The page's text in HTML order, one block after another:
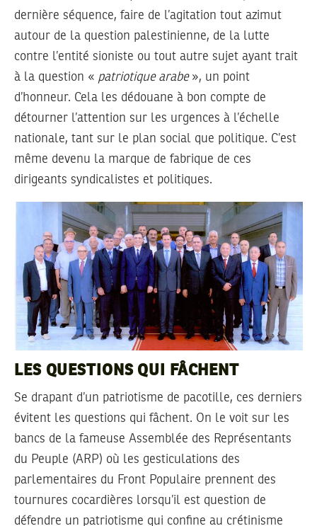
dernière séquence, faire de l’agitation tout azimut
autour de la question palestinienne, de la lutte
contre l’entité sioniste ou tout autre sujet ayant trait
à la question « patriotique arabe », un point
d’honneur. Cela les dédouane à bon compte de
détourner l’attention sur les urgences à l’échelle
nationale, tant sur le plan social que politique. C’est
même devenu la marque de fabrique de ces
dirigeants syndicalistes et politiques.
LES QUESTIONS QUI FÂCHENT
Se drapant d’un patriotisme de pacotille, ces derniers
évitent les questions qui fâchent. On le voit sur les
bancs de la fameuse Assemblée des Représentants
du Peuple (ARP) où les gesticulations des
parlementaires du Front Populaire prennent des
tournures cocardières lorsqu’il est question de
défendre un patriotisme qui confine au crétinisme